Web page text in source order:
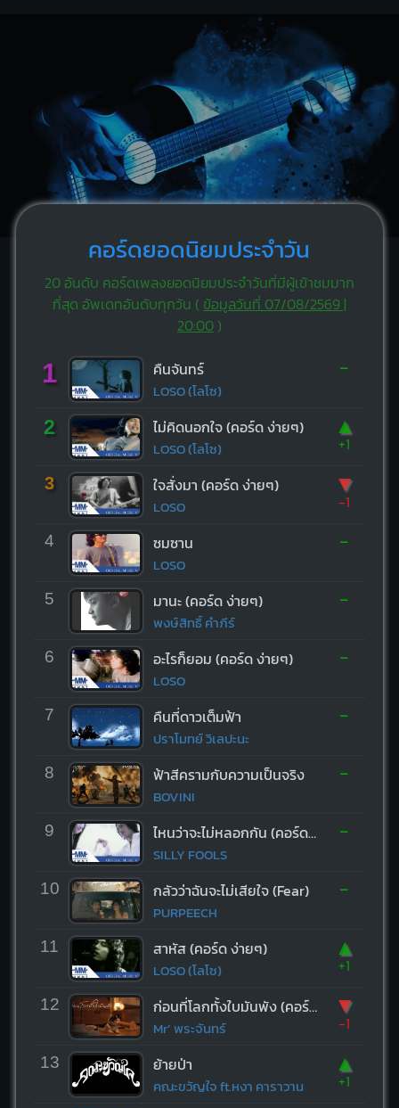
คอร์ดยอดนิยมประจำวัน
20 อันดับ คอร์ดเพลงยอดนิยมประจำวันที่มีผู้เข้าชมมาก
ที่สุด อัพเดทอันดับทุกวัน ( ข้อมูลวันที่ 07/08/2569 |
20:00)
1 คืนจันทร์
LOSO (โลโซ)
-
2 ไม่คิดนอกใจ (คอร์ด ง่ายๆ)
LOSO (โลโซ)
▲
+1
3 ใจสั่งมา (คอร์ด ง่ายๆ)
LOSO
▼
-1
4 ซมซาน
LOSO
-
5 มานะ (คอร์ด ง่ายๆ)
พงษ์สิทธิ์ คำภีร์
-
6 อะไรก็ยอม (คอร์ด ง่ายๆ)
LOSO
-
7 คืนที่ดาวเต็มฟ้า
ปราโมทย์ วิเลปะนะ
-
8 ฟ้าสีครามกับความเป็นจริง
BOVINI
-
9 ไหนว่าจะไม่หลอกกัน (คอร์ด ง่ายๆ)
SILLY FOOLS
-
10 กลัวว่าฉันจะไม่เสียใจ (Fear)
PURPEECH
-
11 สาหัส (คอร์ด ง่ายๆ)
LOSO (โลโซ)
▲
+1
12 ก่อนที่โลกทั้งใบมันพัง (คอร์ด ง่ายๆ)
Mr’ พระจันทร์
▼
-1
13 ย้ายป่า
คณะขวัญใจ ft.หงา คาราวาน
▲
+1